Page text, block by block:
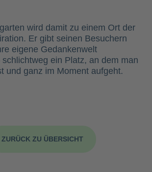
wird damit zu einem Ort der
Er gibt seinen Besuchern
eigene Gedankenwelt
ein Platz, an dem man
und ganz im Moment aufgeht.
ZURÜCK ZU ÜBERSICHT